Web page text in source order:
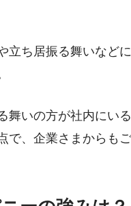
立ち居振る舞いなど
舞いの方が社内にい
で、企業さまからも